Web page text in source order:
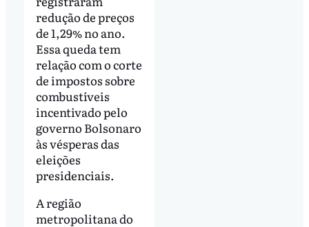
redução de preços
de 1,29% no ano.
Essa queda tem
relação com o corte
de impostos sobre
combustíveis
incentivado pelo
governo Bolsonaro
às vésperas das
eleições
presidenciais.
A região
metropolitana do